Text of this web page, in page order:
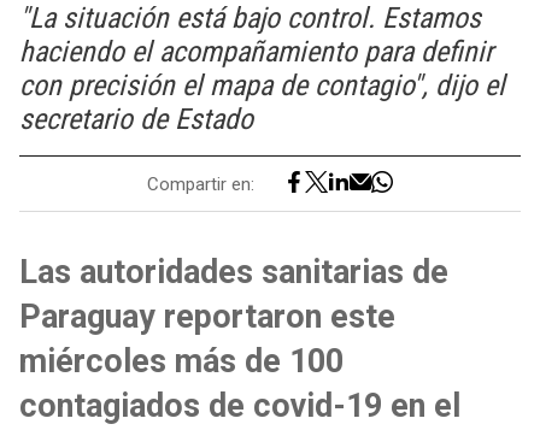
"La situación está bajo control. Estamos
haciendo el acompañamiento para definir
con precisión el mapa de contagio", dijo el
secretario de Estado
Compartir en:
Las autoridades sanitarias de
Paraguay reportaron este
miércoles más de 100
contagiados de covid-19 en el